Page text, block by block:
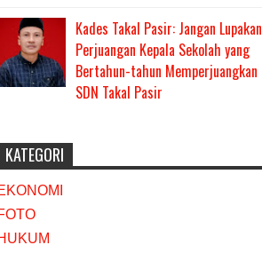
Kades Takal Pasir: Jangan Lupakan
Perjuangan Kepala Sekolah yang
Bertahun-tahun Memperjuangkan
SDN Takal Pasir
KATEGORI